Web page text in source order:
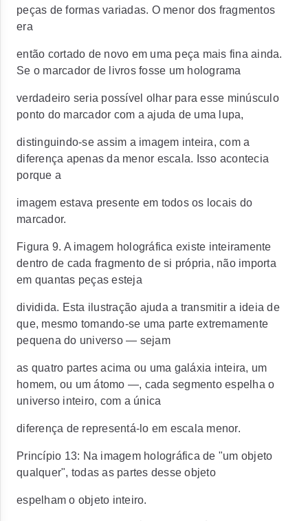
peças de formas variadas. O menor dos fragmentos
era
então cortado de novo em uma peça mais fina ainda.
Se o marcador de livros fosse um holograma
verdadeiro seria possível olhar para esse minúsculo
ponto do marcador com a ajuda de uma lupa,
distinguindo-se assim a imagem inteira, com a
diferença apenas da menor escala. Isso acontecia
porque a
imagem estava presente em todos os locais do
marcador.
Figura 9. A imagem holográfica existe inteiramente
dentro de cada fragmento de si própria, não importa
em quantas peças esteja
dividida. Esta ilustração ajuda a transmitir a ideia de
que, mesmo tomando-se uma parte extremamente
pequena do universo — sejam
as quatro partes acima ou uma galáxia inteira, um
homem, ou um átomo —, cada segmento espelha o
universo inteiro, com a única
diferença de representá-lo em escala menor.
Princípio 13: Na imagem holográfica de "um objeto
qualquer", todas as partes desse objeto
espelham o objeto inteiro.